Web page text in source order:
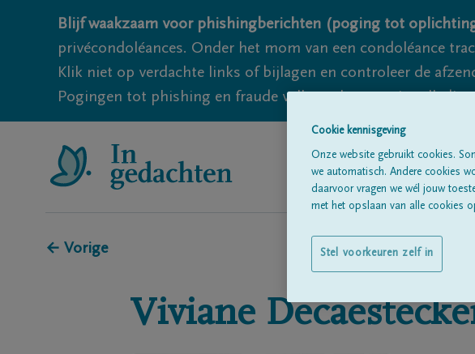
Blijf waakzaam voor phishingberichten (poging tot
privécondoléances. Onder het mom van een condoléance
Klik niet op verdachte links of bijlagen en controleer de
Pogingen tot phishing en fraude vallen echter nooit volledig
← Vorige
Viviane
Cookie kennisgeving
Onze website gebruikt cookies.
we automatisch. Andere cookies
daarvoor vragen we wél jouw
met het opslaan van alle cookies
Stel voorkeuren zelf in